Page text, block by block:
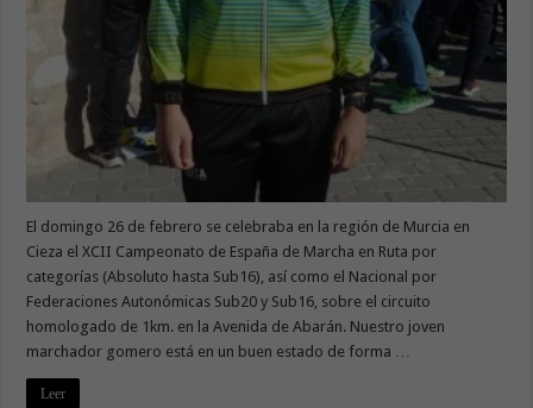
El domingo 26 de febrero se celebraba en la región de Murcia en
Cieza el XCII Campeonato de España de Marcha en Ruta por
categorías (Absoluto hasta Sub16), así como el Nacional por
Federaciones Autonómicas Sub20 y Sub16, sobre el circuito
homologado de 1km. en la Avenida de Abarán. Nuestro joven
marchador gomero está en un buen estado de forma …
Leer